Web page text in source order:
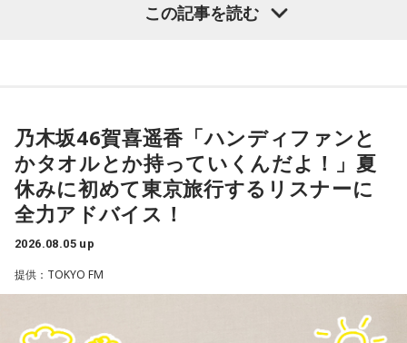
さ」号、「かいじ」号。列車が、大きな天狗の像がある高尾
駅のホームを横目に通過すると、車窓は一気に山深くなり、
小仏峠に向けて登り坂をぐいぐいと登っていきます。その最
初にくぐるトンネルの名前を「湯の花トンネル」といいま
いまから81年前、1945年8月5日は晴天に恵まれた日曜日で
運転を見合わせていましたが、急ピッチで復旧工事が行わ
この記事を読む
乃木坂46賀喜遥香「ハンディファンと
かタオルとか持っていくんだよ！」夏
休みに初めて東京旅行するリスナーに
全力アドバイス！
2026.08.05 up
提供：TOKYO FM